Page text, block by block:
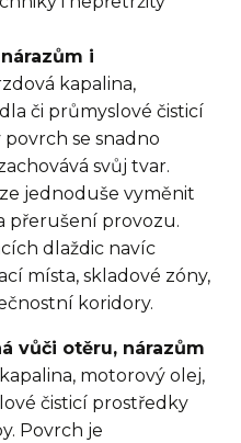
i
kapalina,
či průmyslové čisticí
se snadno
svůj tvar.
jednoduše vyměnit
přerušení provozu.
dlaždic navíc
místa, skladové zóny,
koridory.
vůči otěru, nárazům
motorový olej,
čisticí prostředky
Povrch je